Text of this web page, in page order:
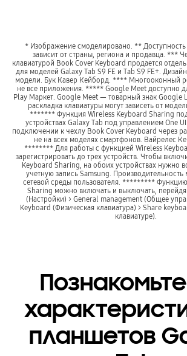
* Изображение смоделировано. ** Доступность
зависит от страны, региона и продавца. ***
клавиатурой Book Cover Keyboard продается
для моделей Galaxy Tab S9 FE и Tab S9 FE+.
модели. Бук Кавер Кейборд. **** Многооконный
не все приложения. ***** Google Meet доступно
Play Маркет. Google Meet — товарный знак
раскладка клавиатуры могут зависеть от
******* Функция Wireless Keyboard Sharing
устройствах Galaxy Tab под управлением One
подключении к чехлу Book Cover Keyboard через
не на всех моделях смартфонов. Вайрелес
******** Для работы с функцией Wireless
зарегистрировать до трех устройств. Чтобы
Keyboard Sharing, на обоих устройствах нужно
учетную запись Samsung. Производительность
сетевой среды пользователя. *********
Sharing можно включать и выключать, перейдя
(Настройки) > General management (Общее
Keyboard (Физическая клавиатура) > Share
клавиатуре).
планшетов